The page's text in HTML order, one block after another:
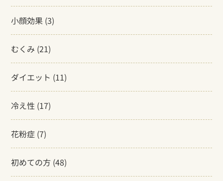
小顔効果 (3)
むくみ (21)
ダイエット (11)
冷え性 (17)
花粉症 (7)
初めての方 (48)